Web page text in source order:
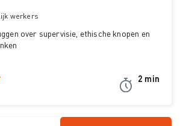
werkers
over supervisie, ethische knopen en
2 min